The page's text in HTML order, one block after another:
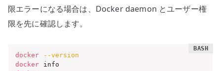
限エラーになる場合は、Docker daemon とユーザー権
限を先に確認します。
docker
--version
docker